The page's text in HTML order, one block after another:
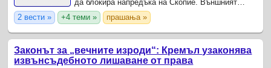
да блокира напредъка на Скопие. Външният
министър Тимчо Муцунски заявява пред
„Политико“ , че страната му ...
2 вести » +4 теми » прашања »
Законът за „вечните изроди“: Кремъл узаконява
извънсъдебното лишаване от права